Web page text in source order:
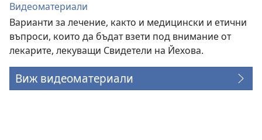
Видеоматериали
Варианти за лечение, както и медицински и етични
въпроси, които да бъдат взети под внимание от
лекарите, лекуващи Свидетели на Йехова.
Виж видеоматериали